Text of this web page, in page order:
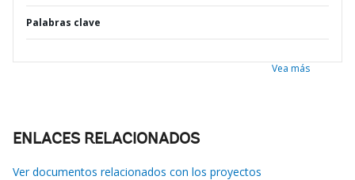
Palabras clave
Vea más
ENLACES RELACIONADOS
Ver documentos relacionados con los proyectos